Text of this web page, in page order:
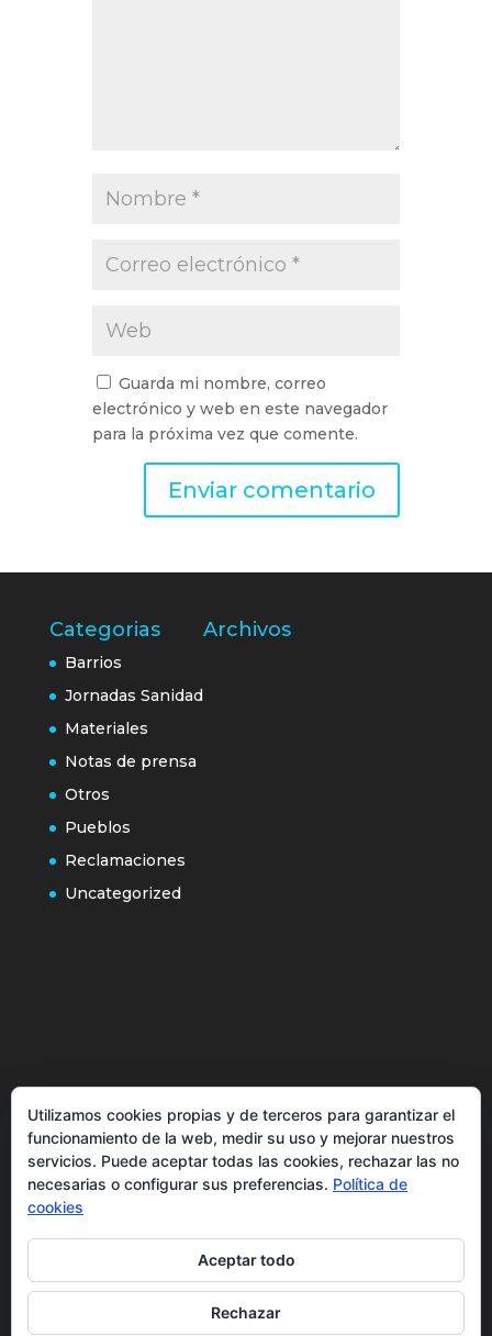
Guarda mi nombre, correo
electrónico y web en este navegador
para la próxima vez que comente.
Categorias
Barrios
Jornadas Sanidad
Materiales
Notas de prensa
Otros
Pueblos
Reclamaciones
Uncategorized
Archivos
Más información sobre las cookies
Inicio
Política de privacidad
Utilizamos cookies propias y de terceros para garantizar el
funcionamiento de la web, medir su uso y mejorar nuestros
servicios. Puede aceptar todas las cookies, rechazar las no
necesarias o configurar sus preferencias. Política de
cookies
Aceptar todo
Rechazar